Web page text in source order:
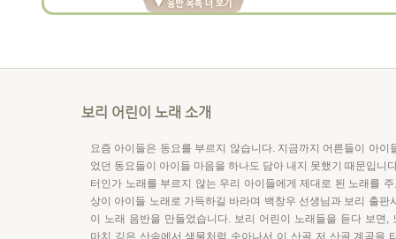
마주이야기로 백창우가 만든 노래
이오덕 노래상자
백창우 아저씨네 노래창고
권정생 노래상자
보리 어린이 노래 소개
요즘 아이들은 동요를 부르지 않습니다. 지금까지 어른들이 아이
었던 동요들이 아이들 마음을 하나도 담아 내지 못했기 때문입니
터인가 노래를 부르지 않는 우리 아이들에게 제대로 된 노래를
상이 아이들 노래로 가득하길 바라며 백창우 선생님과 보리 출판
이 노래 음반을 만들었습니다. 보리 어린이 노래들을 듣다 보면,
마치 깊은 산속에서 샘물처럼 솟아나서 이 산골 저 산골 계곡을